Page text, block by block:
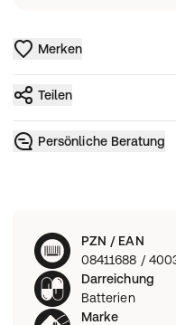
Merken
Teilen
Persönliche Beratung
PZN / EAN
08411688 /
Darreichung
Batterien
Marke